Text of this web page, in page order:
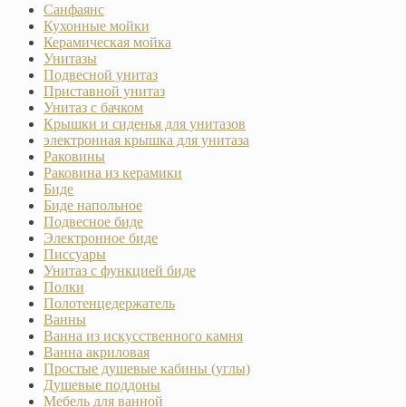
Санфаянс
Кухонные мойки
Керамическая мойка
Унитазы
Подвесной унитаз
Приставной унитаз
Унитаз с бачком
Крышки и сиденья для унитазов
электронная крышка для унитаза
Раковины
Раковина из керамики
Биде
Биде напольное
Подвесное биде
Электронное биде
Писсуары
Унитаз с функцией биде
Полки
Полотенцедержатель
Ванны
Ванна из искусственного камня
Ванна акриловая
Простые душевые кабины (углы)
Душевые поддоны
Мебель для ванной